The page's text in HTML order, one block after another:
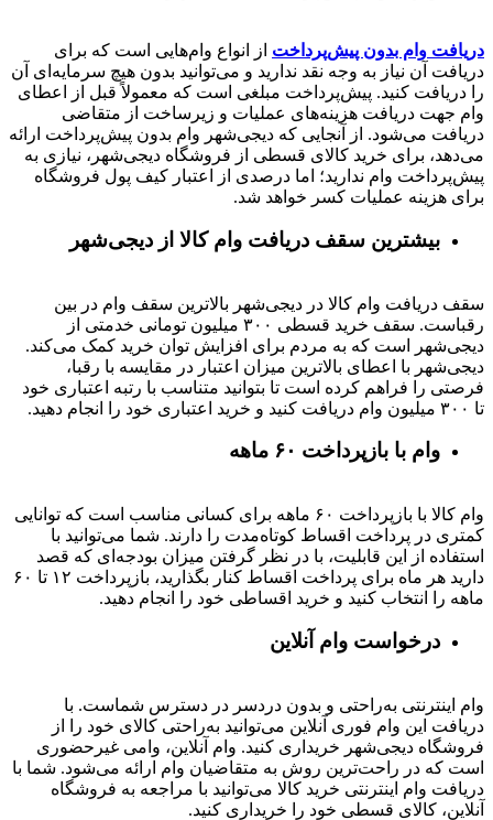
دریافت وام بدون پیش‌پرداخت از انواع وام‌هایی است که برای
دریافت آن نیاز به وجه نقد ندارید و می‌توانید بدون هیچ سرمایه‌ای آن
را دریافت کنید. پیش‌پرداخت مبلغی است که معمولاً قبل از اعطای
وام جهت دریافت هزینه‌های عملیات و زیرساخت از متقاضی
دریافت می‌شود. از آنجایی که دیجی‌شهر وام بدون پیش‌پرداخت ارائه
می‌دهد، برای خرید کالای قسطی از فروشگاه دیجی‌شهر، نیازی به
پیش‌پرداخت وام ندارید؛ اما درصدی از اعتبار کیف پول فروشگاه
برای هزینه عملیات کسر خواهد شد.
بیشترین سقف دریافت وام کالا از دیجی‌شهر
سقف دریافت وام کالا در دیجی‌شهر بالاترین سقف وام در بین
رقباست. سقف خرید قسطی ۳۰۰ میلیون تومانی خدمتی از
دیجی‌شهر است که به مردم برای افزایش توان خرید کمک می‌کند.
دیجی‌شهر با اعطای بالاترین میزان اعتبار در مقایسه با رقبا،
فرصتی را فراهم کرده است تا بتوانید متناسب با رتبه اعتباری خود
تا ۳۰۰ میلیون وام دریافت کنید و خرید اعتباری خود را انجام دهید.
وام با بازپرداخت ۶۰ ماهه
وام کالا با بازپرداخت ۶۰ ماهه برای کسانی مناسب است که توانایی
کمتری در پرداخت اقساط کوتاه‌مدت را دارند. شما می‌توانید با
استفاده از این قابلیت، با در نظر گرفتن میزان بودجه‌ای که قصد
دارید هر ماه برای پرداخت اقساط کنار بگذارید، بازپرداخت ۱۲ تا ۶۰
ماهه را انتخاب کنید و خرید اقساطی خود را انجام دهید.
درخواست وام آنلاین
وام اینترنتی به‌راحتی و بدون دردسر در دسترس شماست. با
دریافت این وام فوری آنلاین می‌توانید به‌راحتی کالای خود را از
فروشگاه دیجی‌شهر خریداری کنید. وام آنلاین، وامی غیرحضوری
است که در راحت‌ترین روش به متقاضیان وام ارائه می‌شود. شما با
دریافت وام اینترنتی خرید کالا می‌توانید با مراجعه به فروشگاه
آنلاین، کالای قسطی خود را خریداری کنید.